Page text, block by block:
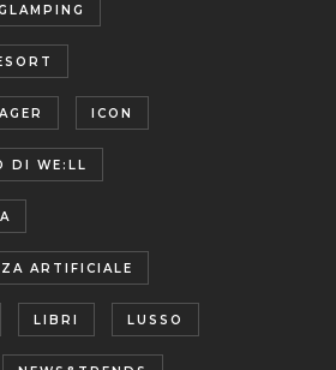
ICON
DI WE:LL
ARTIFICIALE
LIBRI LUSSO